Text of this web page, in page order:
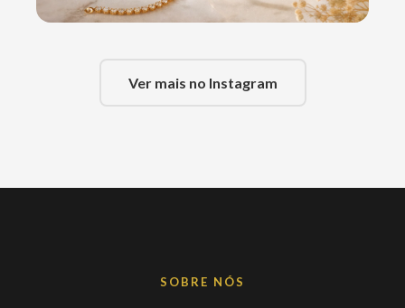
Ver mais no Instagram
SOBRE NÓS